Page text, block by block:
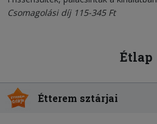
Csomagolási díj 115-345 Ft
Étlap
Étterem sztárjai